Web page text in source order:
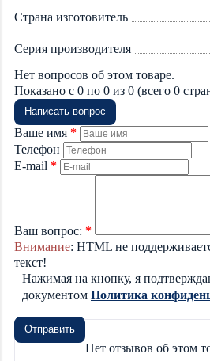
Страна изготовитель
Серия производителя
Нет вопросов об этом товаре.
Показано с 0 по 0 из 0 (всего 0
Написать вопрос
Ваше имя
Телефон
E-mail
Ваш вопрос:
Внимание: HTML не
текст!
Нажимая на кнопку, я
документом Политика
Отправить
Нет отзывов об этом